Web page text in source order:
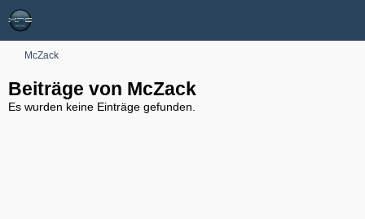
McZack
Beiträge von McZack
Es wurden keine Einträge gefunden.